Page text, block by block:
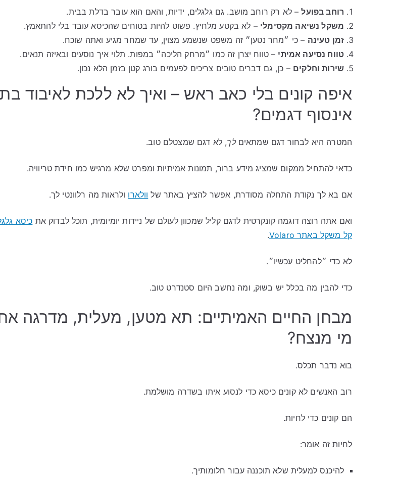
רוחב בפועל– לא רק רוחב מושב. גם גלגלים, ידיות, והאם הוא עובר בדלת בבית.
משקל נשיאה מקסימלי – לא בקטע מלחיץ. פשוט להיות בטוחים שהכיסא עובד בלי להתאמץ.
זמן טעינה – כי ״מחר נטען״ זה משפט שנשמע מצוין, עד שמחר מגיע ואתה שוכח.
טווח נסיעה אמיתי – טווח יצרן זה כמו ״מרחק הליכה״ במפות. תלוי איך נוסעים ובאיזה תנאים.
שירות וחלקים – כן, גם דברים טובים צריכים לפעמים בורג קטן בזמן הלא נכון.
איפה קונים בלי כאב ראש – ואיך לא ללכת לאיבוד
אינסוף דגמים?
המטרה היא לבחור דגם שמתאיםלך, לא דגם שמצטלם טוב.
כדאי להתחיל ממקום שמציג מידע ברור, תמונות אמיתיות ומפרט שלא מרגיש כמו חידת טריוויה.
אם בא לך נקודת התחלה מסודרת, אפשר להציץ באתר של וולארו ולראות מה רלוונטי לך.
ואם אתה רוצה דוגמה קונקרטית לדגם קליל שמכוון לעולם של ניידות יומיומית, תוכל לבדוק את כיסא
קל משקל באתר Volaro
.
לא כדי ״להחליט עכשיו״.
כדי להבין מה בכלל יש בשוק, ומה נחשב היום סטנדרט טוב.
מבחן החיים האמיתיים: תא מטען, מעלית, מדרגה
מי מנצח?
בוא נדבר תכלס.
רוב האנשים לא קונים כיסא כדי לנסוע איתו בשדרה מושלמת.
הם קונים כדי לחיות.
לחיות זה אומר:
להיכנס למעלית שלא תוכננה עבור חלומותיך.